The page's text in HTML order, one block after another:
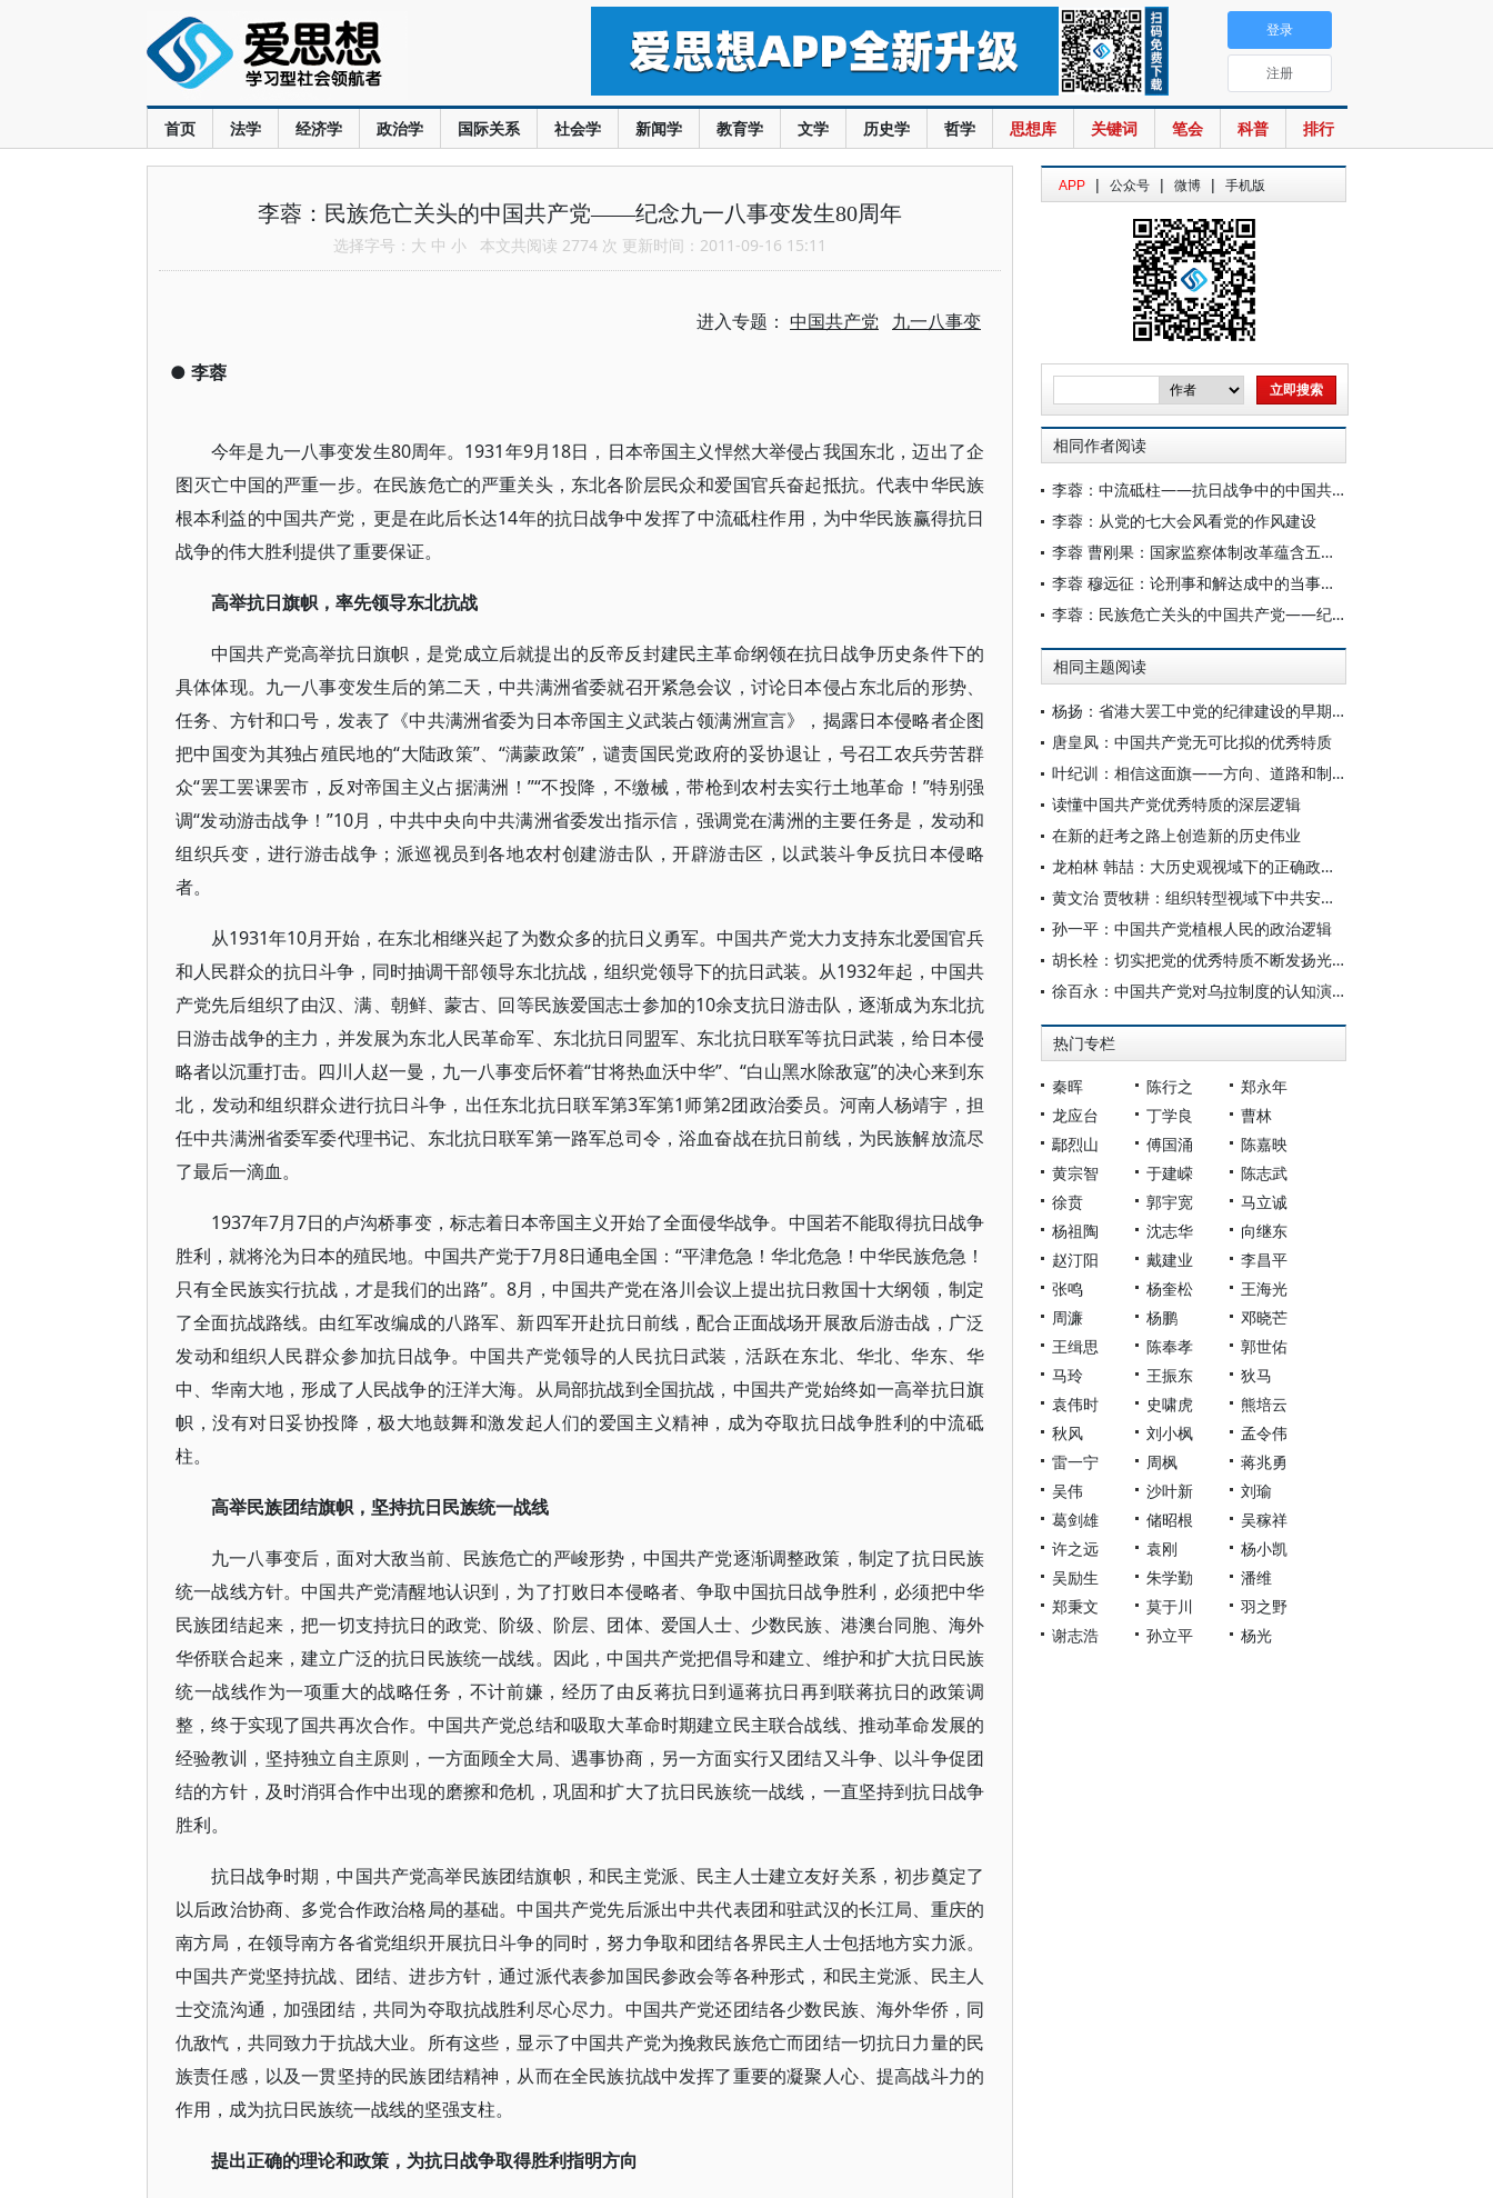
首页 法学 经济学 政治学 国际关系 社会学 新闻学 教育学 文学 历史学 哲学 思想库 关键词 笔会 科普 排行
登录
注册
李蓉：民族危亡关头的中国共产党——纪念九一八事变发生80周年
选择字号： 大 中 小 本文共阅读 2774 次 更新时间：2011-09-16 15:11
进入专题： 中国共产党 九一八事变
● 李蓉
今年是九一八事变发生80周年。1931年9月18日，日本帝国主义悍然大举侵占我国东北，迈出了企
图灭亡中国的严重一步。在民族危亡的严重关头，东北各阶层民众和爱国官兵奋起抵抗。代表中华民族
根本利益的中国共产党，更是在此后长达14年的抗日战争中发挥了中流砥柱作用，为中华民族赢得抗日
战争的伟大胜利提供了重要保证。
高举抗日旗帜，率先领导东北抗战
中国共产党高举抗日旗帜，是党成立后就提出的反帝反封建民主革命纲领在抗日战争历史条件下的
具体体现。九一八事变发生后的第二天，中共满洲省委就召开紧急会议，讨论日本侵占东北后的形势、
任务、方针和口号，发表了《中共满洲省委为日本帝国主义武装占领满洲宣言》，揭露日本侵略者企图
把中国变为其独占殖民地的“大陆政策”、“满蒙政策”，谴责国民党政府的妥协退让，号召工农兵劳苦群
众“罢工罢课罢市，反对帝国主义占据满洲！”“不投降，不缴械，带枪到农村去实行土地革命！”特别强
调“发动游击战争！”10月，中共中央向中共满洲省委发出指示信，强调党在满洲的主要任务是，发动和
组织兵变，进行游击战争；派巡视员到各地农村创建游击队，开辟游击区，以武装斗争反抗日本侵略
者。
从1931年10月开始，在东北相继兴起了为数众多的抗日义勇军。中国共产党大力支持东北爱国官兵
和人民群众的抗日斗争，同时抽调干部领导东北抗战，组织党领导下的抗日武装。从1932年起，中国共
产党先后组织了由汉、满、朝鲜、蒙古、回等民族爱国志士参加的10余支抗日游击队，逐渐成为东北抗
日游击战争的主力，并发展为东北人民革命军、东北抗日同盟军、东北抗日联军等抗日武装，给日本侵
略者以沉重打击。四川人赵一曼，九一八事变后怀着“甘将热血沃中华”、“白山黑水除敌寇”的决心来到东
北，发动和组织群众进行抗日斗争，出任东北抗日联军第3军第1师第2团政治委员。河南人杨靖宇，担
任中共满洲省委军委代理书记、东北抗日联军第一路军总司令，浴血奋战在抗日前线，为民族解放流尽
了最后一滴血。
1937年7月7日的卢沟桥事变，标志着日本帝国主义开始了全面侵华战争。中国若不能取得抗日战争
胜利，就将沦为日本的殖民地。中国共产党于7月8日通电全国：“平津危急！华北危急！中华民族危急！
只有全民族实行抗战，才是我们的出路”。8月，中国共产党在洛川会议上提出抗日救国十大纲领，制定
了全面抗战路线。由红军改编成的八路军、新四军开赴抗日前线，配合正面战场开展敌后游击战，广泛
发动和组织人民群众参加抗日战争。中国共产党领导的人民抗日武装，活跃在东北、华北、华东、华
中、华南大地，形成了人民战争的汪洋大海。从局部抗战到全国抗战，中国共产党始终如一高举抗日旗
帜，没有对日妥协投降，极大地鼓舞和激发起人们的爱国主义精神，成为夺取抗日战争胜利的中流砥
柱。
高举民族团结旗帜，坚持抗日民族统一战线
九一八事变后，面对大敌当前、民族危亡的严峻形势，中国共产党逐渐调整政策，制定了抗日民族
统一战线方针。中国共产党清醒地认识到，为了打败日本侵略者、争取中国抗日战争胜利，必须把中华
民族团结起来，把一切支持抗日的政党、阶级、阶层、团体、爱国人士、少数民族、港澳台同胞、海外
华侨联合起来，建立广泛的抗日民族统一战线。因此，中国共产党把倡导和建立、维护和扩大抗日民族
统一战线作为一项重大的战略任务，不计前嫌，经历了由反蒋抗日到逼蒋抗日再到联蒋抗日的政策调
整，终于实现了国共再次合作。中国共产党总结和吸取大革命时期建立民主联合战线、推动革命发展的
经验教训，坚持独立自主原则，一方面顾全大局、遇事协商，另一方面实行又团结又斗争、以斗争促团
结的方针，及时消弭合作中出现的磨擦和危机，巩固和扩大了抗日民族统一战线，一直坚持到抗日战争
胜利。
抗日战争时期，中国共产党高举民族团结旗帜，和民主党派、民主人士建立友好关系，初步奠定了
以后政治协商、多党合作政治格局的基础。中国共产党先后派出中共代表团和驻武汉的长江局、重庆的
南方局，在领导南方各省党组织开展抗日斗争的同时，努力争取和团结各界民主人士包括地方实力派。
中国共产党坚持抗战、团结、进步方针，通过派代表参加国民参政会等各种形式，和民主党派、民主人
士交流沟通，加强团结，共同为夺取抗战胜利尽心尽力。中国共产党还团结各少数民族、海外华侨，同
仇敌忾，共同致力于抗战大业。所有这些，显示了中国共产党为挽救民族危亡而团结一切抗日力量的民
族责任感，以及一贯坚持的民族团结精神，从而在全民族抗战中发挥了重要的凝聚人心、提高战斗力的
作用，成为抗日民族统一战线的坚强支柱。
提出正确的理论和政策，为抗日战争取得胜利指明方向
APP | 公众号 | 微博 | 手机版
相同作者阅读
李蓉：中流砥柱——抗日战争中的中国共产党
李蓉：从党的七大会风看党的作风建设
李蓉 曹刚果：国家监察体制改革蕴含五大思维
李蓉 穆远征：论刑事和解达成中的当事人因素
李蓉：民族危亡关头的中国共产党——纪念九一八事变发生80周年
相同主题阅读
杨扬：省港大罢工中党的纪律建设的早期探索
唐皇凤：中国共产党无可比拟的优秀特质
叶纪训：相信这面旗——方向、道路和制度上擎起党的一面旗
读懂中国共产党优秀特质的深层逻辑
在新的赶考之路上创造新的历史伟业
龙柏林 韩喆：大历史观视域下的正确政绩观
黄文治 贾牧耕：组织转型视域下中共安徽省临时委员会的“两建两废”（1927—1931）
孙一平：中国共产党植根人民的政治逻辑
胡长栓：切实把党的优秀特质不断发扬光大
徐百永：中国共产党对乌拉制度的认知演变与西藏民主改革
热门专栏
秦晖 陈行之
郑永年
龙应台
丁学良
曹林
鄢烈山
傅国涌
陈嘉映
黄宗智
于建嵘
陈志武
徐贲
郭宇宽
马立诚
杨祖陶
沈志华
向继东
赵汀阳
戴建业
李昌平
张鸣
杨奎松
王海光
周濂
杨鹏
邓晓芒
王缉思
陈奉孝
郭世佑
马玲
王振东
狄马
袁伟时
史啸虎
熊培云
秋风
刘小枫
孟令伟
雷一宁
周枫
蒋兆勇
吴伟
沙叶新
刘瑜
葛剑雄
储昭根
吴稼祥
许之远
袁刚
杨小凯
吴励生
朱学勤
潘维
郑秉文
莫于川
羽之野
谢志浩
孙立平 杨光